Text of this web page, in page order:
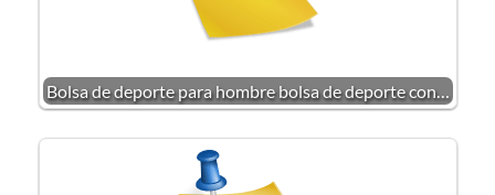
Bolsa de deporte para hombre bolsa de deporte con…